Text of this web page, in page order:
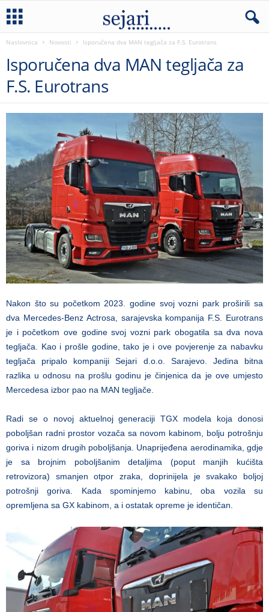
Naslovnica Novosti Isporučena dva MAN tegljača za F.S. Eurotrans
Isporučena dva MAN tegljača za
F.S. Eurotrans
Nakon što su početkom 2023. godine svoj vozni park proširili sa
dva Mercedes-Benz Actrosa, sarajevska kompanija F.S. Eurotrans
je i početkom ove godine svoj vozni park obogatila sa dva nova
tegljača. Kao i prošle godine, tako je i ove povjerenje za nabavku
tegljača pripalo kompaniji Sejari d.o.o. Sarajevo. Jedina bitna
razlika u odnosu na prošlu godinu je činjenica da je ove umjesto
Mercedesa izbor pao na MAN tegljače.
Radi se o novoj aktuelnoj generaciji TGX modela koja donosi
poboljšan radni prostor vozača sa novom kabinom, bolju potrošnju
goriva i nizom drugih poboljšanja. Unaprijeđena aerodinamika, gdje
je sa brojnim poboljšanim detaljima (poput manjih kućišta
retrovizora) smanjen otpor zraka, doprinijela je svakako boljoj
potrošnji goriva. Kada spominjemo kabinu, oba vozila su
opremljena sa GX kabinom, a i ostatak opreme je identičan.